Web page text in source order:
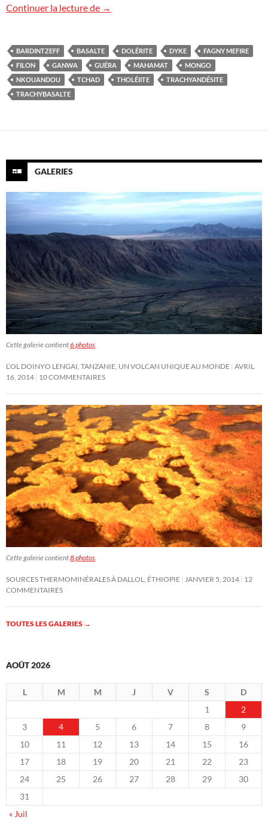
Continuer la lecture de Filons volcaniques au Tchad
→
BARDINTZEFF BASALTE DOLÉRITE DYKE
FAGNY MEFIRE
FILON
GANWA GUÉRA MAHAMAT
MONGO
NKOUANDOU
TCHAD THOLÉIITE
TRACHYANDÉSITE
TRACHYBASALTE
GALERIES
Cette galerie contient6 photos
L’OL DOINYO LENGAI, TANZANIE, UN VOLCAN UNIQUE AU MONDE AVRIL
16, 2014 10 COMMENTAIRES
Cette galerie contient8 photos
SOURCES THERMOMINÉRALES À DALLOL, ÉTHIOPIE JANVIER 5, 2014 12
COMMENTAIRES
TOUTES LES GALERIES →
AOÛT 2026
L M M J V S
D
1
2
3
4 5 6 7 8
9
10
11 12 13 14 15
16
17
18 19 20 21 22
23
24
25 26 27 28 29
30
31
« Juil